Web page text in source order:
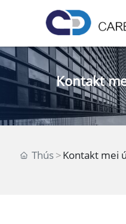
Kontakt
Thús Kontakt mei